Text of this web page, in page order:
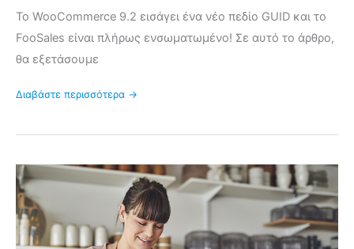
Το WooCommerce 9.2 εισάγει ένα νέο πεδίο GUID και το
FooSales είναι πλήρως ενσωματωμένο! Σε αυτό το άρθρο,
θα εξετάσουμε
Διαβάστε περισσότερα →
Εισαγωγή
FooSales
ειδοποιήσεις
παραγγελιών